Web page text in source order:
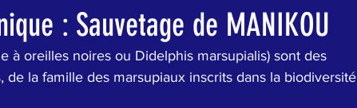
: Sauvetage de MANIKOU
à oreilles noires ou Didelphis marsupialis) sont des
la famille des marsupiaux inscrits dans la biodiversité